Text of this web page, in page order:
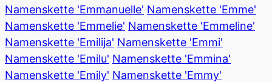
Namenskette 'Emmanuelle' Namenskette 'Emme'
Namenskette 'Emmelie' Namenskette 'Emmeline'
Namenskette 'Emilija' Namenskette 'Emmi'
Namenskette 'Emilu' Namenskette 'Emmina'
Namenskette 'Emily' Namenskette 'Emmy'